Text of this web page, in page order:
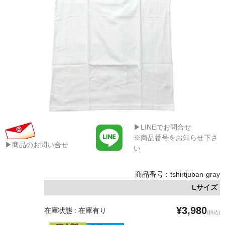
▶商品のお問い合せ
▶LINEでお問合せ
※商品番号をお知らせ下さ
い
商品番号：tshirtjuban-gray
Lサイズ
在庫状態 : 在庫有り ¥3,980(税込)